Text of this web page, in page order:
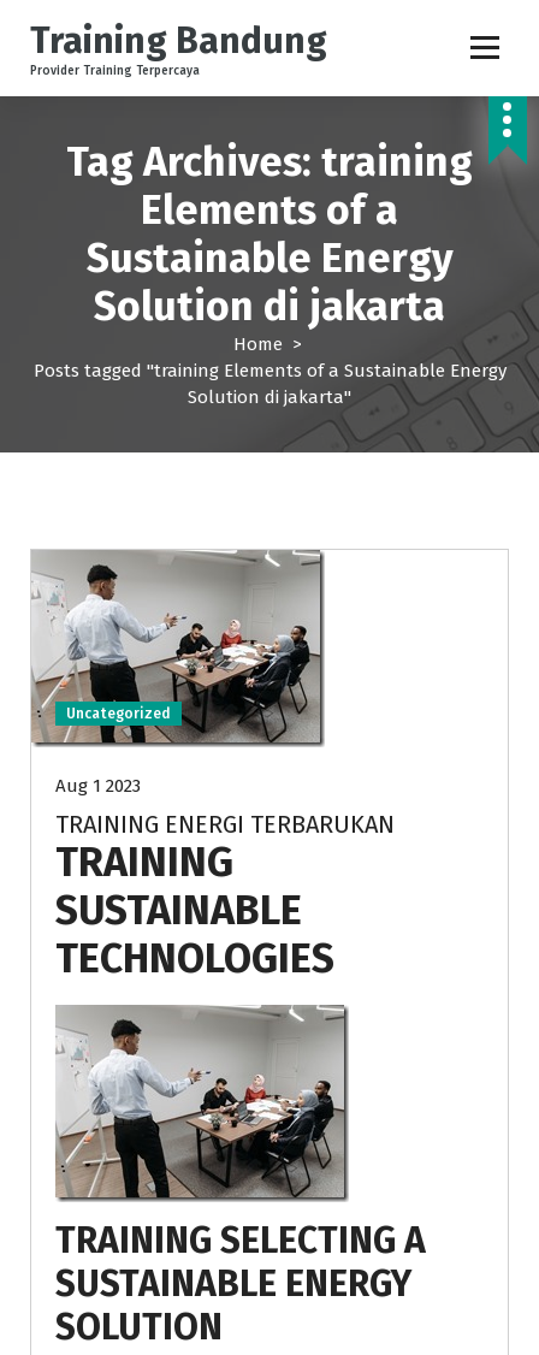
p
Training Bandung
Provider Training Terpercaya
Tag Archives: training
Elements of a
Sustainable Energy
Solution di jakarta
Home >
Posts tagged "training Elements of a Sustainable Energy
Solution di jakarta"
Uncategorized
Aug 1 2023
TRAINING ENERGI TERBARUKAN
TRAINING
SUSTAINABLE
TECHNOLOGIES
TRAINING SELECTING A
SUSTAINABLE ENERGY
SOLUTION